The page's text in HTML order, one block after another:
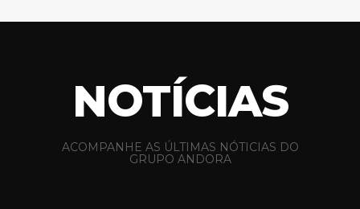
NOTÍCIAS
ACOMPANHE AS ÚLTIMAS NÓTICIAS DO
GRUPO ANDORA